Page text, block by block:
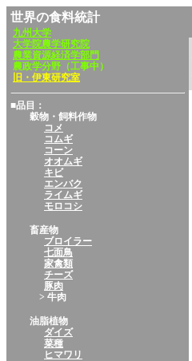
世界の食料統計
九州大学
大学院農学研究院
農業資源経済学部門
農政学分野（工事中）
旧・伊東研究室
■品目：
穀物・飼料作物
コメ
コムギ
コーン
オオムギ
キビ
エンバク
ライムギ
モロコシ
畜産物
ブロイラー
七面鳥
家禽類
チーズ
豚肉
> 牛肉
油脂植物
ダイズ
菜種
ヒマワリ